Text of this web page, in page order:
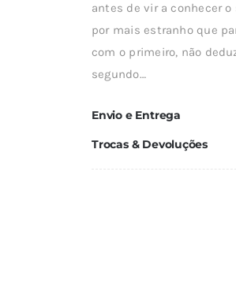
antes de vir a conhecer
por mais estranho que
com o primeiro, não
segundo…
Envio e Entrega
Trocas & Devoluções